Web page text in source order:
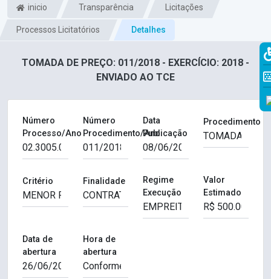
inicio Transparência Licitações
Processos Licitatórios Detalhes
TOMADA DE PREÇO: 011/2018 - EXERCÍCIO: 2018 -
ENVIADO AO TCE
Número
Processo/Ano
Número
Procedimento/Ano
Data
Publicação
Procedimento
Critério Finalidade
Regime
Execução
Valor
Estimado
Data de
abertura
Hora de
abertura